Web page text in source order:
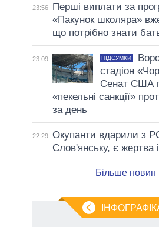
23:56
Перші виплати за
«Пакунок школяра»
що потрібно знати
23:09 ПІДСУМКИ
стадіон
Сенат США
«пекельні санкції»
за день
22:29 Окупанти вдарили з
Слов'янську, є жертва
Більше новин